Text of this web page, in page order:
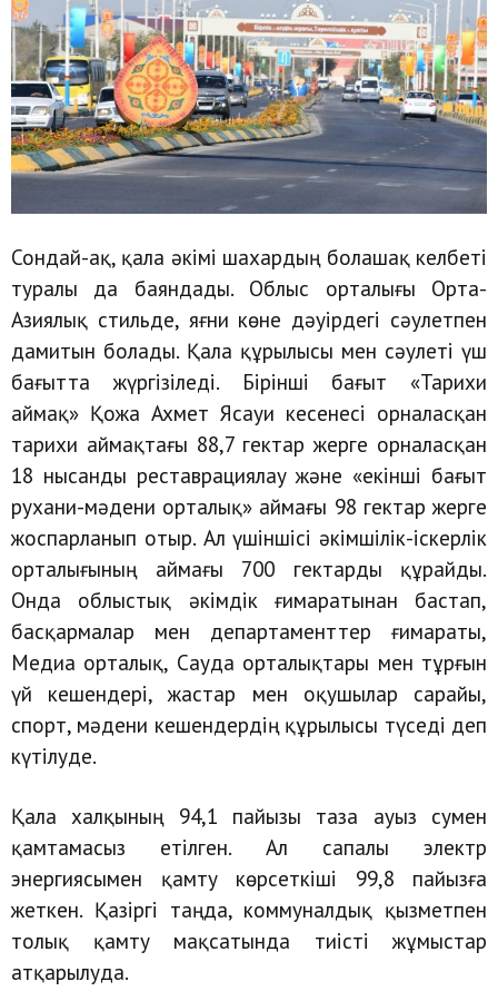
Сондай-ақ, қала әкімі шахардың болашақ келбеті
туралы да баяндады. Облыс орталығы Орта-
Азиялық стильде, яғни көне дәуірдегі сәулетпен
дамитын болады. Қала құрылысы мен сәулеті үш
бағытта жүргізіледі. Бірінші бағыт «Тарихи
аймақ» Қожа Ахмет Ясауи кесенесі орналасқан
тарихи аймақтағы 88,7 гектар жерге орналасқан
18 нысанды реставрациялау және «екінші бағыт
рухани-мәдени орталық» аймағы 98 гектар жерге
жоспарланып отыр. Ал үшіншісі әкімшілік-іскерлік
орталығының аймағы 700 гектарды құрайды.
Онда облыстық әкімдік ғимаратынан бастап,
басқармалар мен департаменттер ғимараты,
Медиа орталық, Сауда орталықтары мен тұрғын
үй кешендері, жастар мен оқушылар сарайы,
спорт, мәдени кешендердің құрылысы түседі деп
күтілуде.
Қала халқының 94,1 пайызы таза ауыз сумен
қамтамасыз етілген. Ал сапалы электр
энергиясымен қамту көрсеткіші 99,8 пайызға
жеткен. Қазіргі таңда, коммуналдық қызметпен
толық қамту мақсатында тиісті жұмыстар
атқарылуда.